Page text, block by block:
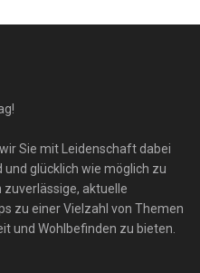
Sie mit Leidenschaft dabei
glücklich wie möglich zu
zuverlässige, aktuelle
zu einer Vielzahl von Themen
und Wohlbefinden zu bieten.